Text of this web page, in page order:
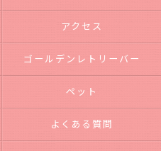
アクセス
ゴールデンレトリーバー
ペット
よくある質問